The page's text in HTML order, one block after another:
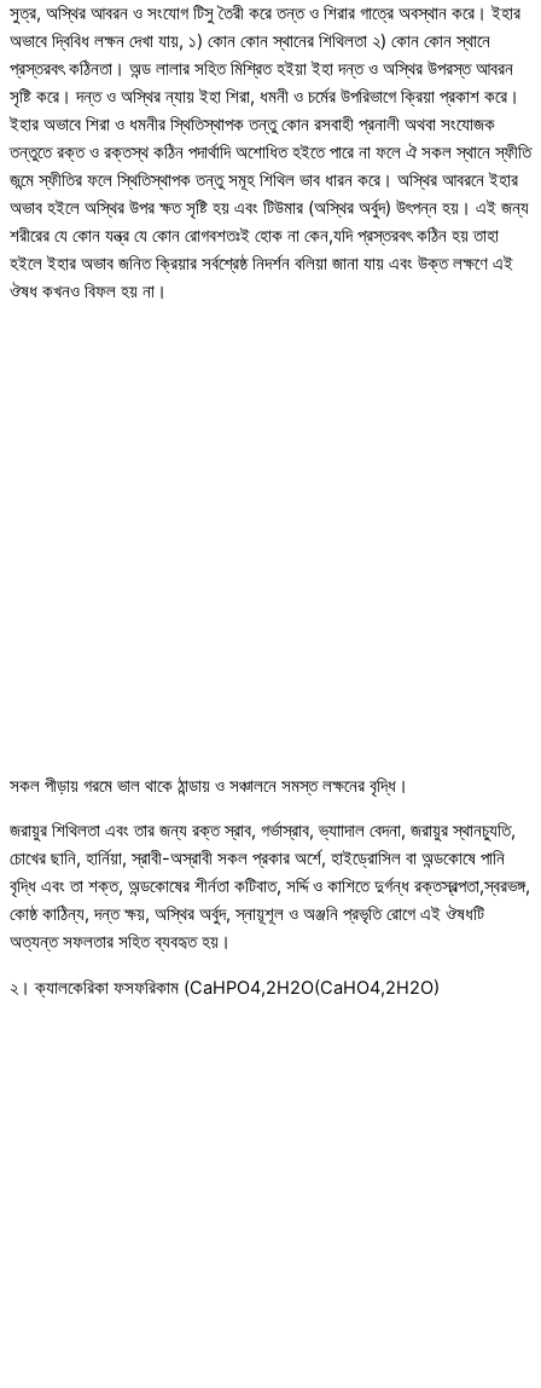
সুত্র, অস্থির আবরন ও সংযোগ টিসু তৈরী করে তন্ত ও শিরার গাত্রে অবস্থান করে। ইহার
অভাবে দ্বিবিধ লক্ষন দেখা যায়, ১) কোন কোন স্থানের শিথিলতা ২) কোন কোন স্থানে
প্রস্তরবৎ কঠিনতা। অন্ড লালার সহিত মিশ্রিত হইয়া ইহা দন্ত ও অস্থির উপরস্ত আবরন
সৃষ্টি করে। দন্ত ও অস্থির ন্যায় ইহা শিরা, ধমনী ও চর্মের উপরিভাগে ক্রিয়া প্রকাশ করে।
ইহার অভাবে শিরা ও ধমনীর স্থিতিস্থাপক তন্তু কোন রসবাহী প্রনালী অথবা সংযোজক
তন্তুতে রক্ত ও রক্তস্থ কঠিন পদার্থাদি অশোধিত হইতে পারে না ফলে ঐ সকল স্থানে স্ফীতি
জন্মে স্ফীতির ফলে স্থিতিস্থাপক তন্তু সমূহ শিথিল ভাব ধারন করে। অস্থির আবরনে ইহার
অভাব হইলে অস্থির উপর ক্ষত সৃষ্টি হয় এবং টিউমার (অস্থির অর্বুদ) উৎপন্ন হয়। এই জন্য
শরীরের যে কোন যন্ত্র যে কোন রোগবশতঃই হোক না কেন,যদি প্রস্তরবৎ কঠিন হয় তাহা
হইলে ইহার অভাব জনিত ক্রিয়ার সর্বশ্রেষ্ঠ নিদর্শন বলিয়া জানা যায় এবং উক্ত লক্ষণে এই
ঔষধ কখনও বিফল হয় না।
সকল পীড়ায় গরমে ভাল থাকে ঠান্ডায় ও সঞ্চালনে সমস্ত লক্ষনের বৃদ্ধি।
জরায়ুর শিথিলতা এবং তার জন্য রক্ত স্রাব, গর্ভাস্রাব, ভ্যাাদাল বেদনা, জরায়ুর স্থানচ্যুতি,
চোখের ছানি, হার্নিয়া, স্রাবী-অস্রাবী সকল প্রকার অর্শে, হাইড্রোসিল বা অন্ডকোষে পানি
বৃদ্ধি এবং তা শক্ত, অন্ডকোষের শীর্নতা কটিবাত, সর্দ্দি ও কাশিতে দুর্গন্ধ রক্তস্বল্পতা,স্বরভঙ্গ,
কোষ্ঠ কাঠিন্য, দন্ত ক্ষয়, অস্থির অর্বুদ, স্নায়ূশূল ও অঞ্জনি প্রভৃতি রোগে এই ঔষধটি
অত্যন্ত সফলতার সহিত ব্যবহৃত হয়।
২। ক্যালকেরিকা ফসফরিকাম (CaHPO4,2H2O(CaHO4,2H2O)